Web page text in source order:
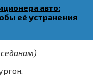
авто:
её устранения